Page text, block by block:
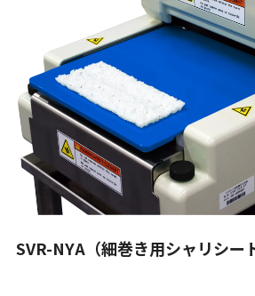
SVR-NYA（細巻き用シャリシー